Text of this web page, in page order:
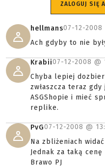
ZALOGUJ SIĘ
hellmans07-12-2008
Ach gdyby to nie
Krabii07-12-2008 @
Chyba lepiej
zwłaszcza teraz
ASGShopie i mieć
replike.
PvG07-12-2008 @
Na zbliżeniach
Jednak za taką
Brawo PJ